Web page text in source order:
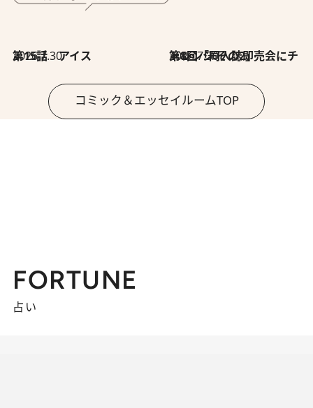
2026.7.30
第15話 アイス 2026.7.30
第8回「同人誌即売会にチャレンジ その2」
コミック＆エッセイルームTOP
FORTUNE
占い